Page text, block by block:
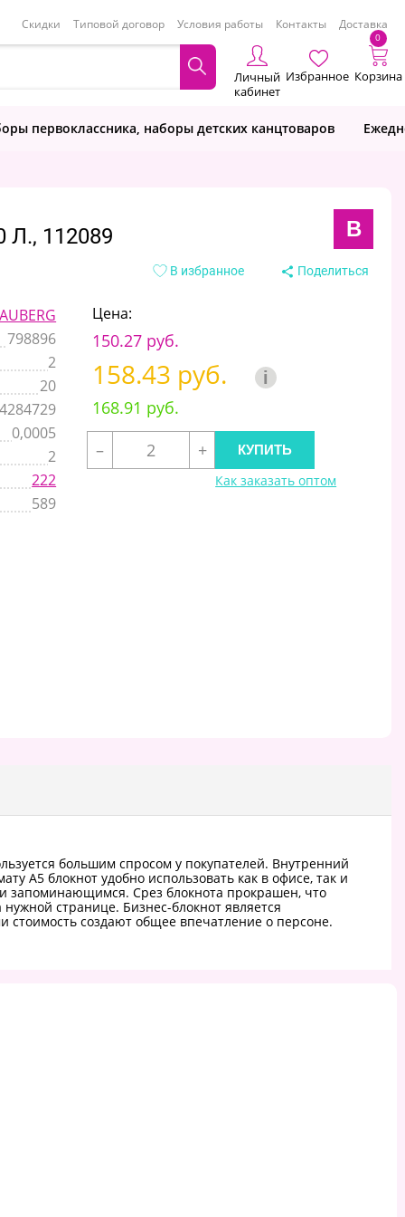
Скидки Типовой договор Условия работы Контакты Доставка
Личный
кабинет
Избранное
0
Корзина
первоклассника, наборы детских канцтоваров
112089 B
В избранное Поделиться
798896
2
20
0,0005
2
222
589
Цена:
150.27 руб.
158.43 руб. i
168.91 руб.
–
+
Как заказать оптом
большим спросом у покупателей. Внутренний
А5 блокнот удобно использовать как в офисе, так и
запоминающимся. Срез блокнота прокрашен, что
странице. Бизнес-блокнот является
стоимость создают общее впечатление о персоне.